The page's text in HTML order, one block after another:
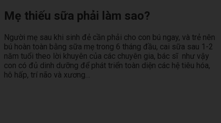
Mẹ thiếu sữa phải làm sao?
Người mẹ sau khi sinh đẻ cần phải cho con bú ngay, và trẻ nên
bú hoàn toàn bằng sữa mẹ trong 6 tháng đầu, cai sữa sau 1-2
năm tuổi theo lời khuyên của các chuyên gia, bác sĩ như vậy
con có đủ dinh dưỡng để phát triển toàn diện các hệ tiêu hóa,
hô hấp, trí não và xương…